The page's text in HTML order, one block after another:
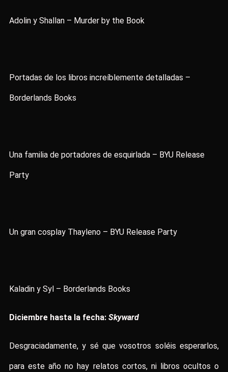
Adolin y Shallan – Murder by the Book
Portadas de los libros increíblemente detalladas –
Borderlands Books
Una familia de portadores de esquirlada – BYU Release
Party
Un gran cosplay Thayleno – BYU Release Party
Kaladin y Syl – Borderlands Books
Diciembre hasta la fecha: Skyward
Desgraciadamente, y sé que vosotros soléis esperarlos,
para este año no hay relatos cortos, ni libros ocultos o